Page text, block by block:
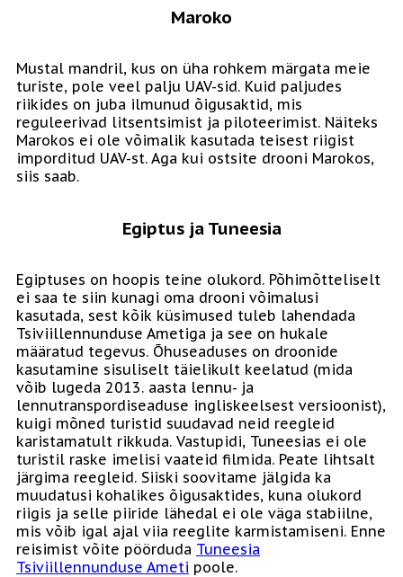
Maroko
Mustal mandril, kus on üha rohkem märgata meie
turiste, pole veel palju UAV-sid. Kuid paljudes
riikides on juba ilmunud õigusaktid, mis
reguleerivad litsentsimist ja piloteerimist. Näiteks
Marokos ei ole võimalik kasutada teisest riigist
imporditud UAV-st. Aga kui ostsite drooni Marokos,
siis saab.
Egiptus ja Tuneesia
Egiptuses on hoopis teine olukord. Põhimõtteliselt
ei saa te siin kunagi oma drooni võimalusi
kasutada, sest kõik küsimused tuleb lahendada
Tsiviillennunduse Ametiga ja see on hukale
määratud tegevus. Õhuseaduses on droonide
kasutamine sisuliselt täielikult keelatud (mida
võib lugeda 2013. aasta lennu- ja
lennutranspordiseaduse ingliskeelsest versioonist),
kuigi mõned turistid suudavad neid reegleid
karistamatult rikkuda. Vastupidi, Tuneesias ei ole
turistil raske imelisi vaateid filmida. Peate lihtsalt
järgima reegleid. Siiski soovitame jälgida ka
muudatusi kohalikes õigusaktides, kuna olukord
riigis ja selle piiride lähedal ei ole väga stabiilne,
mis võib igal ajal viia reeglite karmistamiseni. Enne
reisimist võite pöörduda Tuneesia
Tsiviillennunduse Ameti poole.